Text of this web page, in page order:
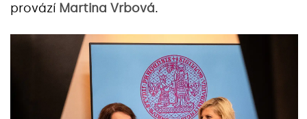
provází Martina Vrbová.